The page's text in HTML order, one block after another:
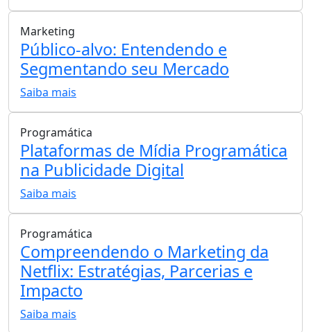
Marketing
Público-alvo: Entendendo e
Segmentando seu Mercado
Saiba mais
Programática
Plataformas de Mídia Programática
na Publicidade Digital
Saiba mais
Programática
Compreendendo o Marketing da
Netflix: Estratégias, Parcerias e
Impacto
Saiba mais